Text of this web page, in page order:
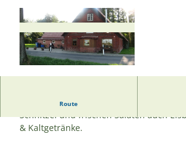
Route
In dem urigen, kleinen Lokal gibt es
Schnitzel und frischen Salaten auch
& Kaltgetränke.